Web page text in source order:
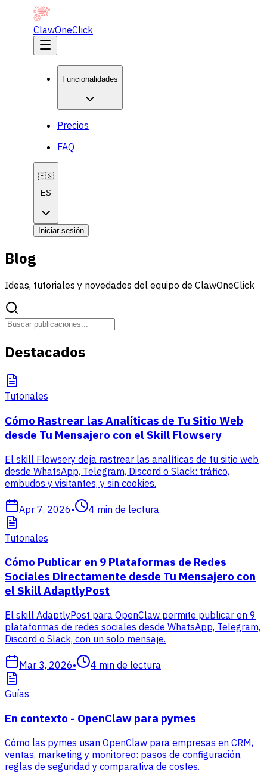
ClawOneClick
Funcionalidades
Precios
FAQ
🇪🇸
ES
Iniciar sesión
Blog
Ideas, tutoriales y novedades del equipo de ClawOneClick
Destacados
Tutoriales
Cómo Rastrear las Analíticas de Tu Sitio Web
desde Tu Mensajero con el Skill Flowsery
El skill Flowsery deja rastrear las analíticas de tu sitio web
desde WhatsApp, Telegram, Discord o Slack: tráfico,
embudos y visitantes, y sin cookies.
Apr 7, 2026• 4 min de lectura
Tutoriales
Cómo Publicar en 9 Plataformas de Redes
Sociales Directamente desde Tu Mensajero con
el Skill AdaptlyPost
El skill AdaptlyPost para OpenClaw permite publicar en 9
plataformas de redes sociales desde WhatsApp, Telegram,
Discord o Slack, con un solo mensaje.
Mar 3, 2026• 4 min de lectura
Guías
En contexto - OpenClaw para pymes
Cómo las pymes usan OpenClaw para empresas en CRM,
ventas, marketing y monitoreo: pasos de configuración,
reglas de seguridad y comparativa de costes.